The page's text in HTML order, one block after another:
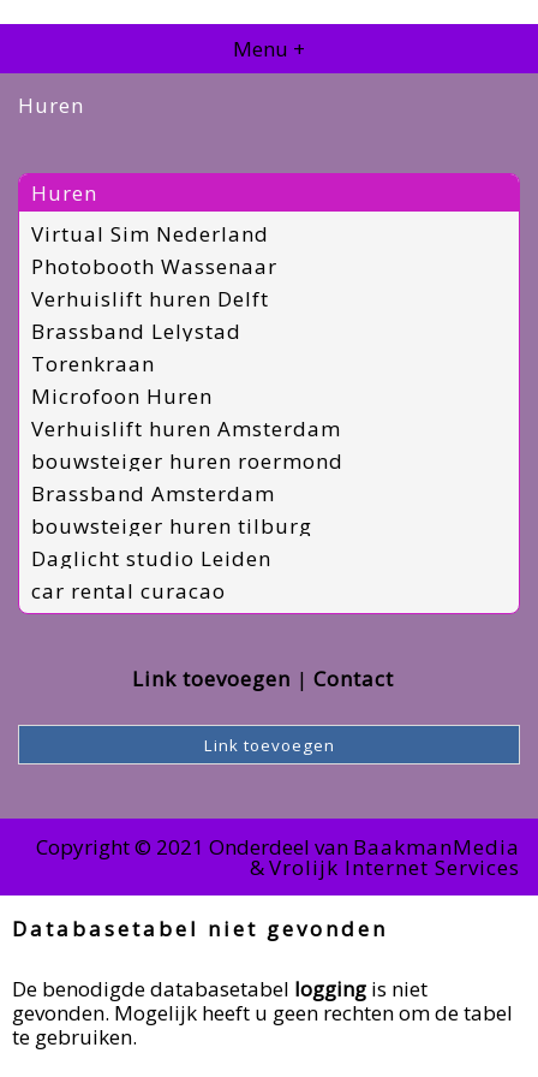
Menu +
Huren
Huren
Virtual Sim Nederland
Photobooth Wassenaar
Verhuislift huren Delft
Brassband Lelystad
Torenkraan
Microfoon Huren
Verhuislift huren Amsterdam
bouwsteiger huren roermond
Brassband Amsterdam
bouwsteiger huren tilburg
Daglicht studio Leiden
car rental curacao
Link toevoegen Contact
Link toevoegen
Copyright © 2021 Onderdeel van BaakmanMedia
&Vrolijk Internet Services
Databasetabel niet gevonden
De benodigde databasetabel logging is niet
gevonden. Mogelijk heeft u geen rechten om de tabel
te gebruiken.